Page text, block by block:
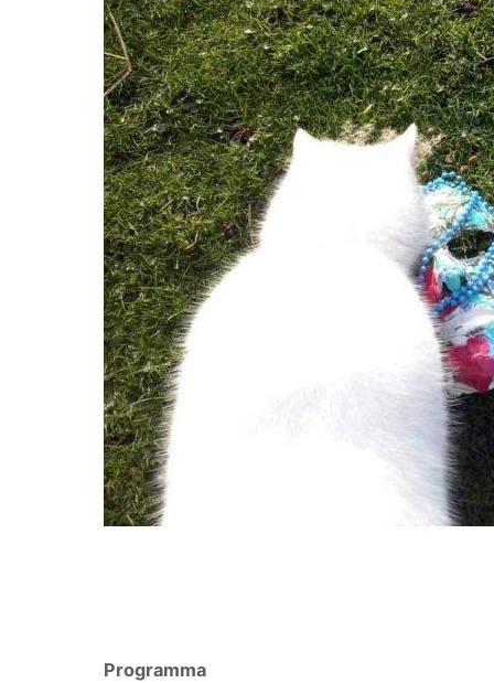
Programma